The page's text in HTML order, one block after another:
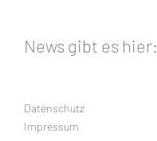
News gibt es hier:
Datenschutz
Impressum